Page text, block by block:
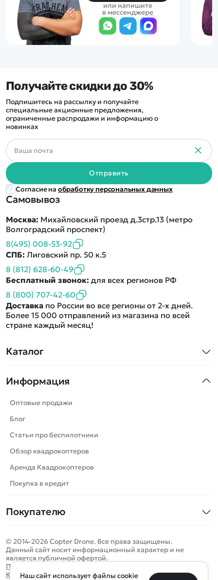
или напишите
в мессенджере
Каталог
Машинки
Танки
Вертолеты
Катера
Роботы
Самолеты
Сборные модели
Спецтехника
Игрушки
Запчасти для моделей
Информация
Оптовые продажи
Блог
Статьи про беспилотники
Обзор квадрокоптеров
Аренда Квадрокоптеров
Покупка в кредит
Покупателю
Оплата и доставка
Помощь
Отследить заказ
Самовывоз
Москва: Михайловский проезд д.3стр.13 (метро
Волгоградский проспект)
8(495) 008-53-92
СПБ: Лиговский пр. 50 к.5
8 (812) 628-60-49
Бесплатный звонок: для всех регионов РФ
8 (800) 707-42-60
Доставка по России во все регионы от 2-х дней.
Более 15 000 отправлений из магазина по всей
стране каждый месяц!
Получайте скидки до 30%
Подпишитесь на рассылку и получайте
специальные акционные предложения,
ограниченные распродажи и информацию о
новинках
Отправить
Согласие на обработку персональных данных
© 2014-2026 Copter Drone. Все права защищены.
Данный сайт носит информационный характер и не
является публичной офертой.
Политика конфиденциальности
Карта сайта
Определить местоположение
Наш сайт использует файлы cookie